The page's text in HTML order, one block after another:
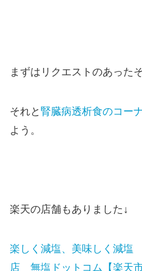
まずはリクエストのあった
それと腎臓病透析食のコー
よう。
楽天の店舗もありました↓
楽しく減塩、美味しく減塩
店 無塩ドットコム【楽天市